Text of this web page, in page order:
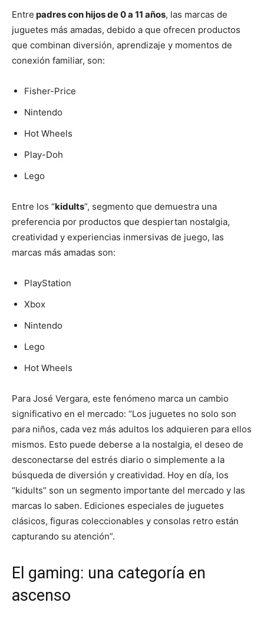
Entre padres con hijos de 0 a 11 años, las marcas de
juguetes más amadas, debido a que ofrecen productos
que combinan diversión, aprendizaje y momentos de
conexión familiar, son:
Fisher-Price
Nintendo
Hot Wheels
Play-Doh
Lego
Entre los “kidults”, segmento que demuestra una
preferencia por productos que despiertan nostalgia,
creatividad y experiencias inmersivas de juego, las
marcas más amadas son:
PlayStation
Xbox
Nintendo
Lego
Hot Wheels
Para José Vergara, este fenómeno marca un cambio
significativo en el mercado: “Los juguetes no solo son
para niños, cada vez más adultos los adquieren para ellos
mismos. Esto puede deberse a la nostalgia, el deseo de
desconectarse del estrés diario o simplemente a la
búsqueda de diversión y creatividad. Hoy en día, los
“kidults” son un segmento importante del mercado y las
marcas lo saben. Ediciones especiales de juguetes
clásicos, figuras coleccionables y consolas retro están
capturando su atención”.
El gaming: una categoría en
ascenso